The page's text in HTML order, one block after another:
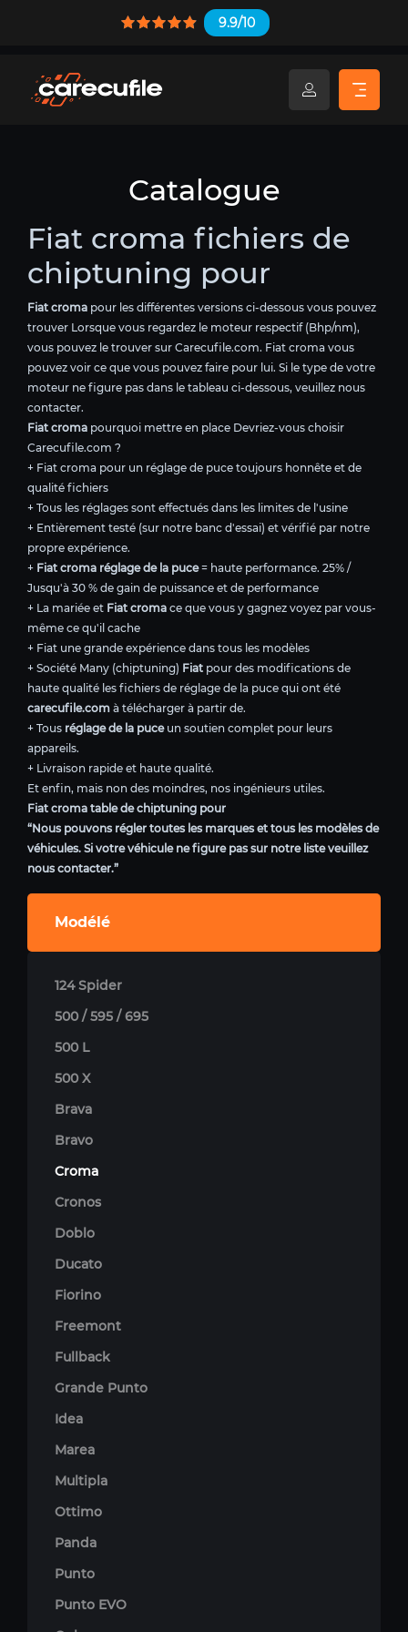
9.9/10
Catalogue
Fiat croma fichiers de
chiptuning pour
Fiat croma pour les différentes versions ci-dessous vous pouvez
trouver Lorsque vous regardez le moteur respectif (Bhp/nm),
vous pouvez le trouver sur Carecufile.com. Fiat croma vous
pouvez voir ce que vous pouvez faire pour lui. Si le type de votre
moteur ne figure pas dans le tableau ci-dessous, veuillez nous
contacter.
Fiat croma pourquoi mettre en place Devriez-vous choisir
Carecufile.com ?
+ Fiat croma pour un réglage de puce toujours honnête et de
qualité fichiers
+ Tous les réglages sont effectués dans les limites de l'usine
+ Entièrement testé (sur notre banc d'essai) et vérifié par notre
propre expérience.
+ Fiat croma réglage de la puce= haute performance. 25% /
Jusqu'à 30 % de gain de puissance et de performance
+ La mariée et Fiat croma ce que vous y gagnez voyez par vous-
même ce qu'il cache
+ Fiat une grande expérience dans tous les modèles
+ Société Many (chiptuning) Fiat pour des modifications de
haute qualité les fichiers de réglage de la puce qui ont été
carecufile.com à télécharger à partir de.
+ Tous réglage de la puceun soutien complet pour leurs
appareils.
+ Livraison rapide et haute qualité.
Et enfin, mais non des moindres, nos ingénieurs utiles.
Fiat croma table de chiptuning pour
“Nous pouvons régler toutes les marques et tous les modèles de
véhicules. Si votre véhicule ne figure pas sur notre liste veuillez
nous contacter.”
Modélé
124 Spider
500 / 595 / 695
500 L
500 X
Brava
Bravo
Croma
Cronos
Doblo
Ducato
Fiorino
Freemont
Fullback
Grande Punto
Idea
Marea
Multipla
Ottimo
Panda
Punto
Punto EVO